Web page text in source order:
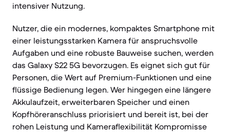
intensiver Nutzung.
Nutzer, die ein modernes, kompaktes Smartphone mit
einer leistungsstarken Kamera für anspruchsvolle
Aufgaben und eine robuste Bauweise suchen, werden
das Galaxy S22 5G bevorzugen. Es eignet sich gut für
Personen, die Wert auf Premium-Funktionen und eine
flüssige Bedienung legen. Wer hingegen eine längere
Akkulaufzeit, erweiterbaren Speicher und einen
Kopfhöreranschluss priorisiert und bereit ist, bei der
rohen Leistung und Kameraflexibilität Kompromisse